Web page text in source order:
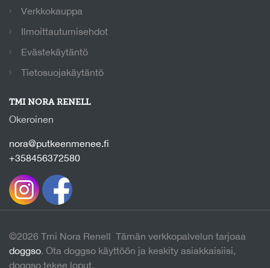
Verkkokauppa
Ilmoittautumisehdot
Evästekäytäntö
Tietosuojakäytäntö
TMI NORA RENELL
Okeroinen
nora@putkeenmenee.fi
+358456372580
©2026 Tmi Nora Renell Tämän verkkopalvelun tarjoaa
doggso. Ota doggso käyttöön ja keskity asiakkaisiisi,
doggso tekee loput.